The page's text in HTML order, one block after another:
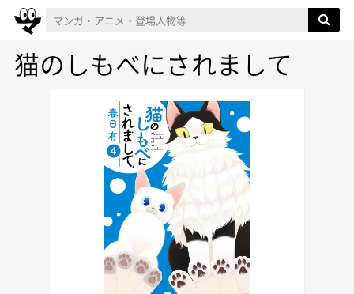
猫のしもべにされまして